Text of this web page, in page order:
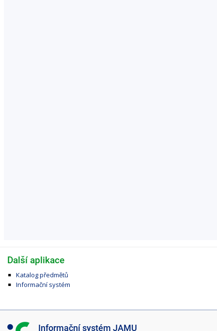
Další aplikace
Katalog předmětů
Informační systém
I Informační systém JAMU